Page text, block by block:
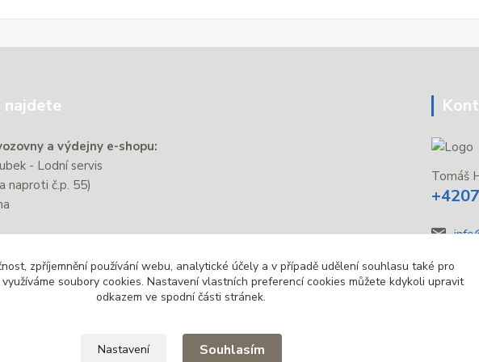
najdete
a výdejny e-shopu:
- Lodní servis
naproti č.p. 55)
Zbýšov-Městský
Tomáš
zpříjemnění používání webu, analytické účely a v případě udělení souhlasu také pro
soubory cookies. Nastavení vlastních preferencí cookies můžete kdykoli upravit
odkazem ve spodní části stránek.
Nastavení Souhlasím